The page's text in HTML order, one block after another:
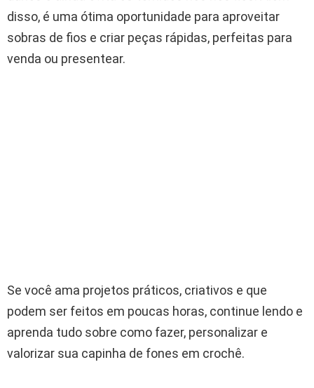
disso, é uma ótima oportunidade para aproveitar
sobras de fios e criar peças rápidas, perfeitas para
venda ou presentear.
Se você ama projetos práticos, criativos e que
podem ser feitos em poucas horas, continue lendo e
aprenda tudo sobre como fazer, personalizar e
valorizar sua capinha de fones em crochê.